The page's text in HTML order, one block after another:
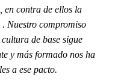
en contra de ellos la
Nuestro compromiso
de base sigue
y más formado nos ha
a ese pacto.